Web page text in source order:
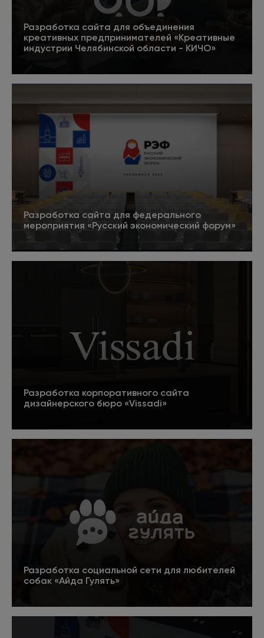
Руководит командой копирайтеров. В крупных
проектах привлекает внештатных
специалистов - экспертов в тематике. Цель
команды - создание информативных и
полезных текстов, заточенных под SEO.
Копирайтер
пишем маркетинговые тексты, которые
помогут принять решение о покупке.
Арт-директор
работы и сроки ее выполнения. Контролирует
процесс технического воплощения дизайна.
SEO-аналитик
Разработка сайта для объединения
креативных предпринимателей «Креативные
индустрии Челябинской области - КИЧО»
Подробнее 5
Разработка сайта для федерального
мероприятия «Русский экономический форум»
Подробнее 5
Разработка корпоративного сайта
дизайнерского бюро «Vissadi»
Подробнее
Разработка социальной сети для любителей
собак «Айда Гулять»
Подробнее 5